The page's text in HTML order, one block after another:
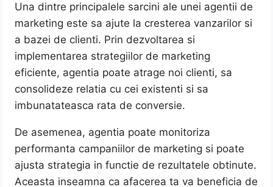
Una dintre principalele sarcini ale unei agentii de
marketing este sa ajute la cresterea vanzarilor si
a bazei de clienti. Prin dezvoltarea si
implementarea strategiilor de marketing
eficiente, agentia poate atrage noi clienti, sa
consolideze relatia cu cei existenti si sa
imbunatateasca rata de conversie.
De asemenea, agentia poate monitoriza
performanta campaniilor de marketing si poate
ajusta strategia in functie de rezultatele obtinute.
Aceasta inseamna ca afacerea ta va beneficia de